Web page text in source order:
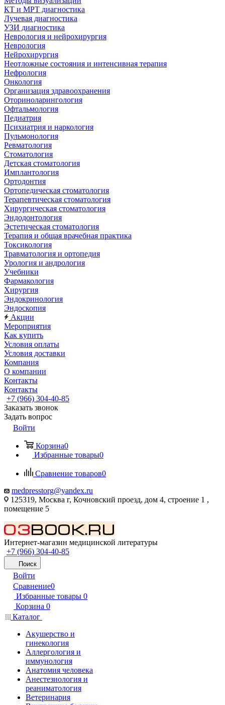
КТ и МРТ диагностика
Лучевая диагностика
УЗИ диагностика
Неврология и нейрохирургия
Неврология
Нейрохирургия
Неотложные состояния и интенсивная терапия
Нефрология
Онкология
Организация здравоохранения
Оториноларингология
Офтальмология
Педиатрия
Психиатрия и наркология
Пульмонология
Ревматология
Стоматология
Детская стоматология
Имплантология
Ортодонтия
Ортопедическая стоматология
Терапевтическая стоматология
Хирургическая стоматология
Эндодонтология
Эстетическая стоматология
Терапия и общая врачебная практика
Токсикология
Травматология и ортопедия
Урология и андрология
Учебники
Фармакология
Хирургия
Эндокринология
Эндоскопия
Акции
Мероприятия
Как купить
Условия оплаты
Условия доставки
Компания
О компании
Контакты
Контакты
+7 (966) 304-40-85
Заказать звонок
Задать вопрос
Войти
Корзина0
Избранные товары0
Сравнение товаров0
medpresstorg@yandex.ru
125319, Москва г, Кочновский проезд, дом 4, строение 1 ,
помещение 5
Интернет-магазин медицинской литературы
+7 (966) 304-40-85
Поиск
Войти
Сравнение0
Избранные товары 0
Корзина 0
Каталог
Акушерство и
гинекология
Аллергология и
иммунология
Анатомия человека
Анестезиология и
реаниматология
Ветеринария